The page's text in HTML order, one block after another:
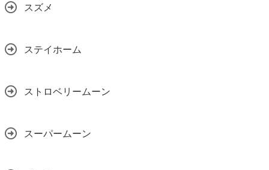
スズメ
ステイホーム
ストロベリームーン
スーパームーン